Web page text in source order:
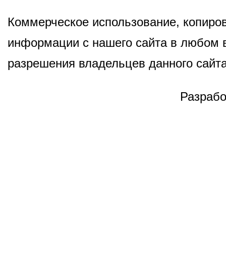
Коммерческое использование,
информации с нашего сайта в любом
разрешения владельцев данного